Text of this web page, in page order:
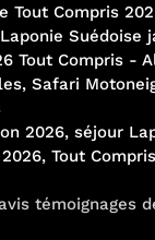
Tout Compris
Suédoise
Tout Compris -
Safari
2026, séjour
Tout
témoignages